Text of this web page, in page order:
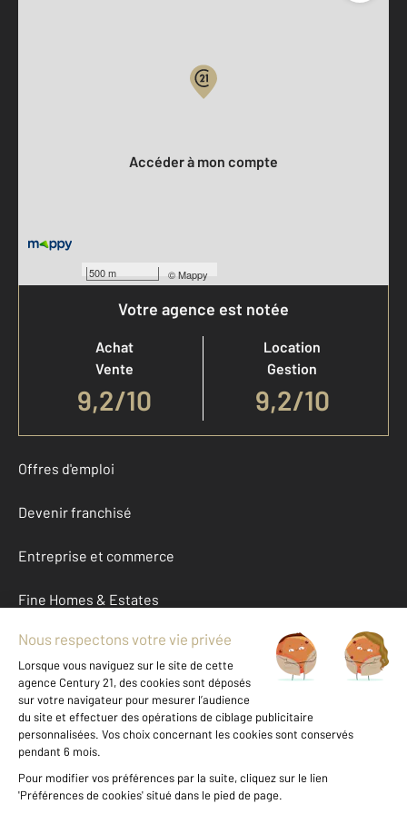
500 m ©Mappy
Accéder à mon compte
Votre agence est notée
Achat
Vente
9,2/10
Location
Gestion
9,2/10
Offres d'emploi
Devenir franchisé
Entreprise et commerce
Fine Homes & Estates
À propos
International
Nous contacter